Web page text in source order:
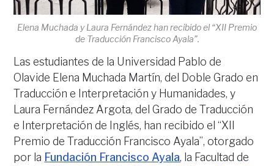
Elena Muchada y Laura Fernández han recibido el “XII Premio
de Traducción Francisco Ayala”.
Las estudiantes de la Universidad Pablo de
Olavide Elena Muchada Martín, del Doble Grado en
Traducción e Interpretación y Humanidades, y
Laura Fernández Argota, del Grado de Traducción
e Interpretación de Inglés, han recibido el “XII
Premio de Traducción Francisco Ayala”, otorgado
por la Fundación Francisco Ayala, la Facultad de